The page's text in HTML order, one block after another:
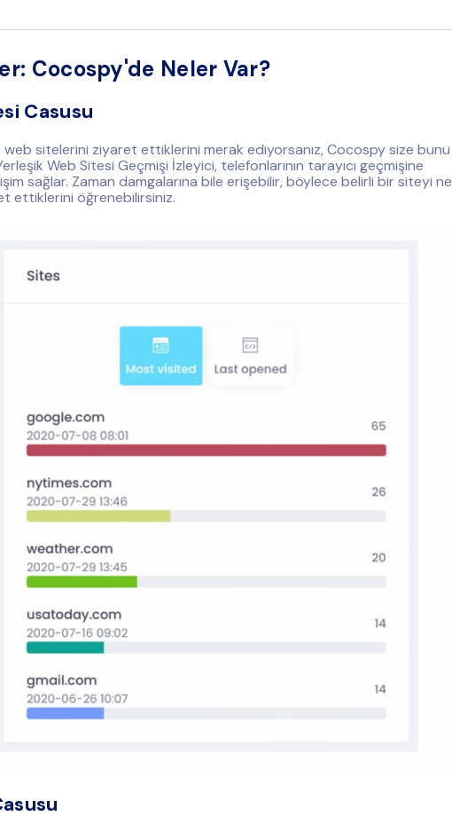
Cocospy'de Neler Var?
Casusu
web sitelerini ziyaret ettiklerini merak ediyorsanız, Cocospy size bunu
Web Sitesi Geçmişi İzleyici, telefonlarının tarayıcı geçmişine
sağlar. Zaman damgalarına bile erişebilir, böylece belirli bir siteyi ne
ettiklerini öğrenebilirsiniz.